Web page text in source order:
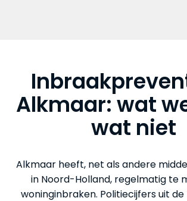
Alkmaar: wat
wat niet
Alkmaar heeft, net als andere
in Noord-Holland, regelmatig te
woninginbraken. Politiecijfers uit